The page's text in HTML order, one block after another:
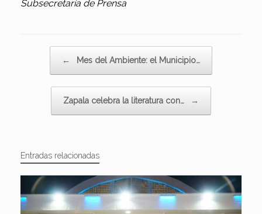
Subsecretaría de Prensa
← Mes del Ambiente: el Municipio…
Zapala celebra la literatura con… →
Entradas relacionadas